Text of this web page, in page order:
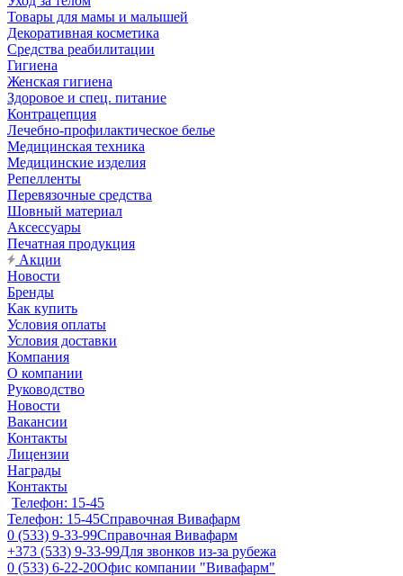
Товары для мамы и малышей
Декоративная косметика
Средства реабилитации
Гигиена
Женская гигиена
Здоровое и спец. питание
Контрацепция
Лечебно-профилактическое белье
Медицинская техника
Медицинские изделия
Репелленты
Перевязочные средства
Шовный материал
Аксессуары
Печатная продукция
Акции
Новости
Бренды
Как купить
Условия оплаты
Условия доставки
Компания
О компании
Руководство
Новости
Вакансии
Контакты
Лицензии
Награды
Контакты
Телефон: 15-45
Телефон: 15-45Справочная Вивафарм
0 (533) 9-33-99Справочная Вивафарм
+373 (533) 9-33-99Для звонков из-за рубежа
0 (533) 6-22-20Офис компании "Вивафарм"